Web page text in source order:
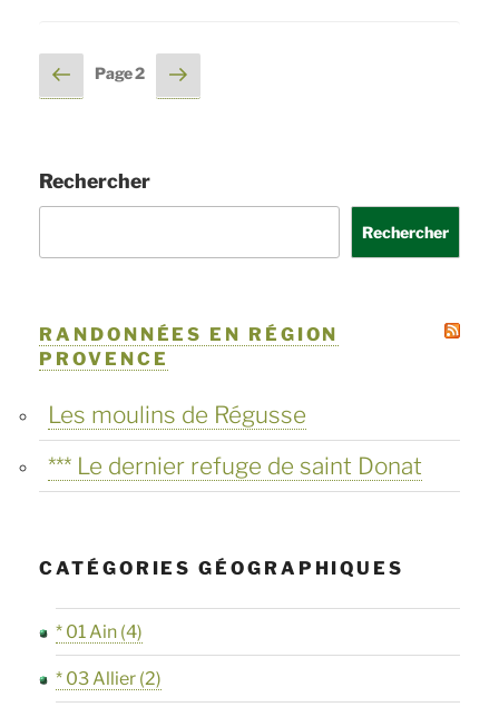
siècles
en
de
Pagination
des
Page
précédente
Page2
Page
suivante
Rechercher
Rechercher
RANDONNÉES EN RÉGION
PROVENCE
Les moulins de Régusse
*** Le dernier refuge de saint Donat
CATÉGORIES GÉOGRAPHIQUES
* 01 Ain (4)
* 03 Allier (2)